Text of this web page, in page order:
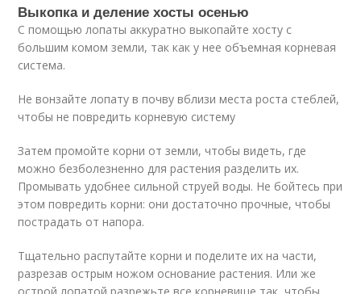
Выкопка и деление хосты осенью
С помощью лопаты аккуратно выкопайте хосту с
большим комом земли, так как у нее объемная корневая
система.
Не вонзайте лопату в почву вблизи места роста стеблей,
чтобы не повредить корневую систему
Затем промойте корни от земли, чтобы видеть, где
можно безболезненно для растения разделить их.
Промывать удобнее сильной струей воды. Не бойтесь при
этом повредить корни: они достаточно прочные, чтобы
пострадать от напора.
Тщательно распутайте корни и поделите их на части,
разрезав острым ножом основание растения. Или же